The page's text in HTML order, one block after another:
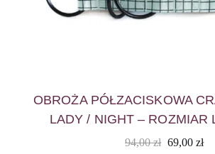
OBROŻA PÓŁZACISKOWA
LADY / NIGHT – ROZMIAR
94,00zł 69,00 zł